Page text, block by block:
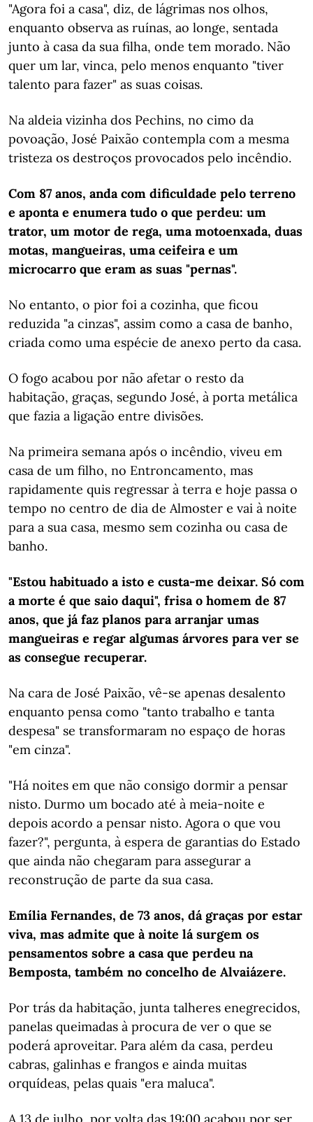
"Agora foi a casa", diz, de lágrimas nos olhos,
enquanto observa as ruínas, ao longe, sentada
junto à casa da sua filha, onde tem morado. Não
quer um lar, vinca, pelo menos enquanto "tiver
talento para fazer" as suas coisas.
Na aldeia vizinha dos Pechins, no cimo da
povoação, José Paixão contempla com a mesma
tristeza os destroços provocados pelo incêndio.
Com 87 anos, anda com dificuldade pelo terreno
e aponta e enumera tudo o que perdeu: um
trator, um motor de rega, uma motoenxada, duas
motas, mangueiras, uma ceifeira e um
microcarro que eram as suas "pernas".
No entanto, o pior foi a cozinha, que ficou
reduzida "a cinzas", assim como a casa de banho,
criada como uma espécie de anexo perto da casa.
O fogo acabou por não afetar o resto da
habitação, graças, segundo José, à porta metálica
que fazia a ligação entre divisões.
Na primeira semana após o incêndio, viveu em
casa de um filho, no Entroncamento, mas
rapidamente quis regressar à terra e hoje passa o
tempo no centro de dia de Almoster e vai à noite
para a sua casa, mesmo sem cozinha ou casa de
banho.
"Estou habituado a isto e custa-me deixar. Só com
a morte é que saio daqui", frisa o homem de 87
anos, que já faz planos para arranjar umas
mangueiras e regar algumas árvores para ver se
as consegue recuperar.
Na cara de José Paixão, vê-se apenas desalento
enquanto pensa como "tanto trabalho e tanta
despesa" se transformaram no espaço de horas
"em cinza".
"Há noites em que não consigo dormir a pensar
nisto. Durmo um bocado até à meia-noite e
depois acordo a pensar nisto. Agora o que vou
fazer?", pergunta, à espera de garantias do Estado
que ainda não chegaram para assegurar a
reconstrução de parte da sua casa.
Emília Fernandes, de 73 anos, dá graças por estar
viva, mas admite que à noite lá surgem os
pensamentos sobre a casa que perdeu na
Bemposta, também no concelho de Alvaiázere.
Por trás da habitação, junta talheres enegrecidos,
panelas queimadas à procura de ver o que se
poderá aproveitar. Para além da casa, perdeu
cabras, galinhas e frangos e ainda muitas
orquídeas, pelas quais "era maluca".